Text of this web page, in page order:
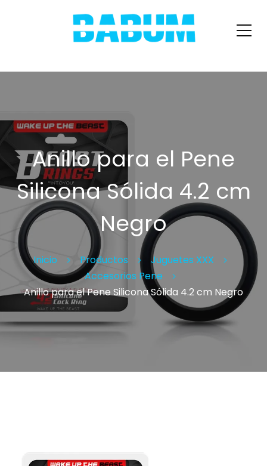
Anillo para el Pene
Silicona Sólida 4.2 cm
Negro
Inicio Productos
Juguetes XXX
Accesorios Pene
Anillo para el Pene Silicona Sólida 4.2 cm Negro